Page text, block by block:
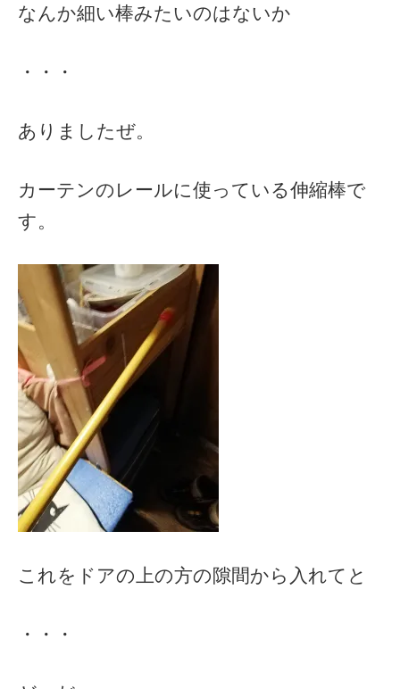
なんか細い棒みたいのはないか
・・・
ありましたぜ。
カーテンのレールに使っている伸縮棒で
す。
これをドアの上の方の隙間から入れてと
・・・